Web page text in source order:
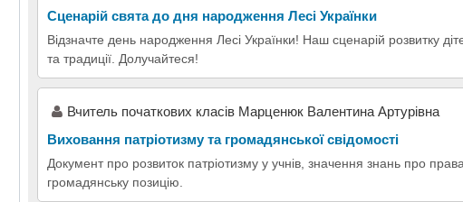
Сценарій свята до дня народження Лесі Українки
Відзначте день народження Лесі Українки! Наш сценарій розвитку
та традиції. Долучайтеся!
Вчитель початкових класів Марценюк Валентина Артурівна
Виховання патріотизму та громадянської свідомості
Документ про розвиток патріотизму у учнів, значення знань про
громадянську позицію.